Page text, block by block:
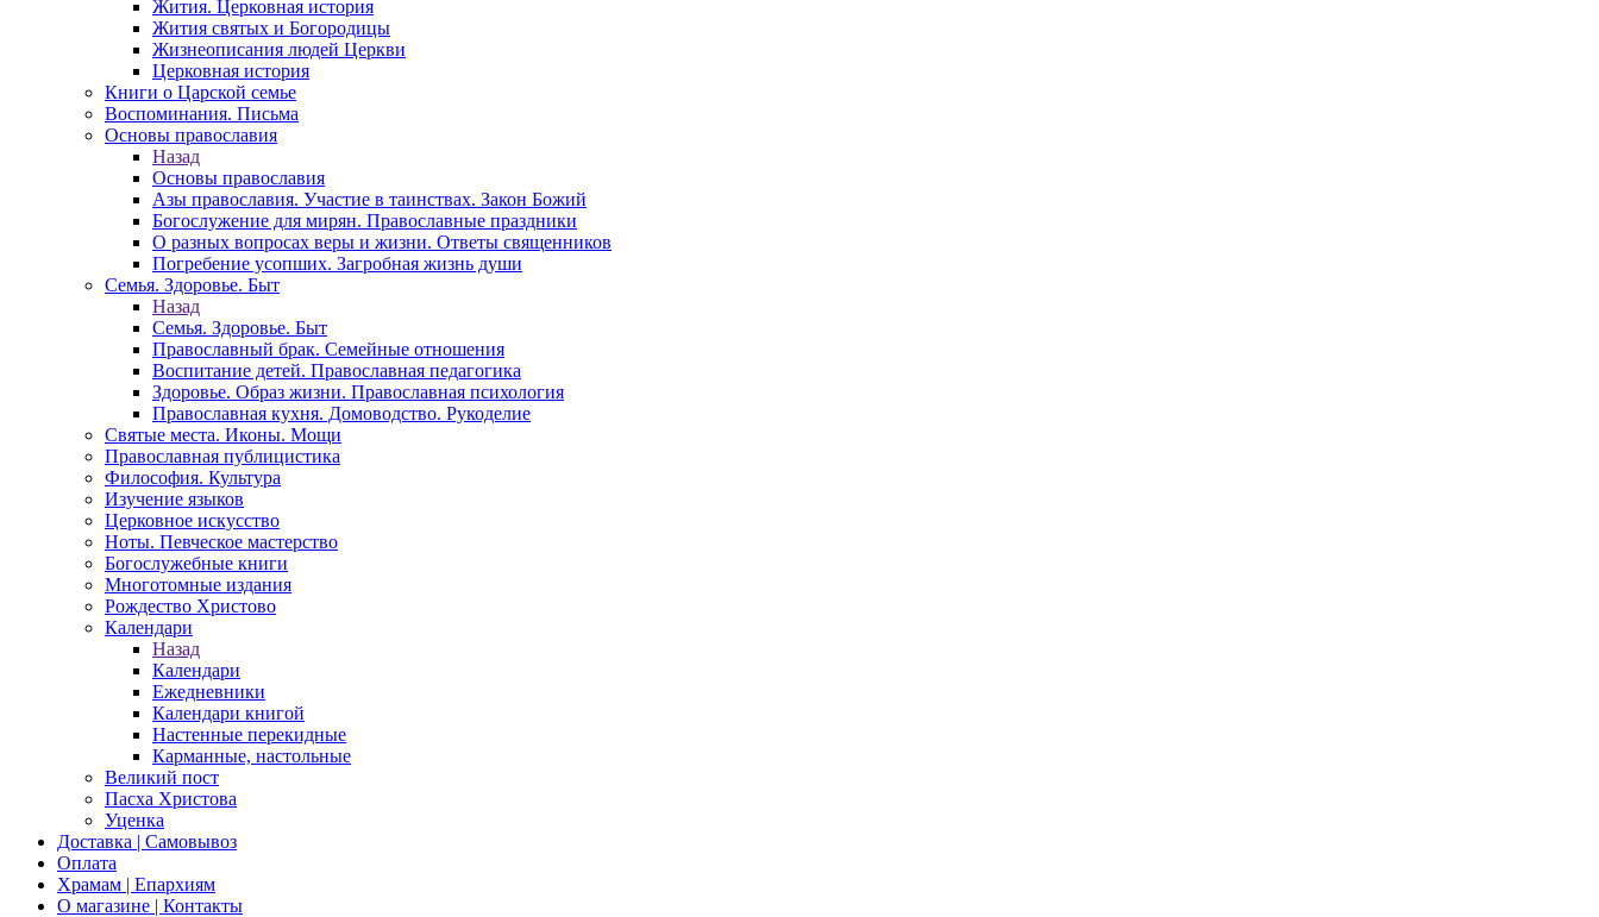
Жития. Церковная история
Жития святых и Богородицы
Жизнеописания людей Церкви
Церковная история
Книги о Царской семье
Воспоминания. Письма
Основы православия
Назад
Основы православия
Азы православия. Участие в таинствах. Закон Божий
Богослужение для мирян. Православные праздники
О разных вопросах веры и жизни. Ответы священников
Погребение усопших. Загробная жизнь души
Семья. Здоровье. Быт
Назад
Семья. Здоровье. Быт
Православный брак. Семейные отношения
Воспитание детей. Православная педагогика
Здоровье. Образ жизни. Православная психология
Православная кухня. Домоводство. Рукоделие
Святые места. Иконы. Мощи
Православная публицистика
Философия. Культура
Изучение языков
Церковное искусство
Ноты. Певческое мастерство
Богослужебные книги
Многотомные издания
Рождество Христово
Календари
Назад
Календари
Ежедневники
Календари книгой
Настенные перекидные
Карманные, настольные
Великий пост
Пасха Христова
Уценка
Доставка | Самовывоз
Оплата
Храмам | Епархиям
О магазине | Контакты